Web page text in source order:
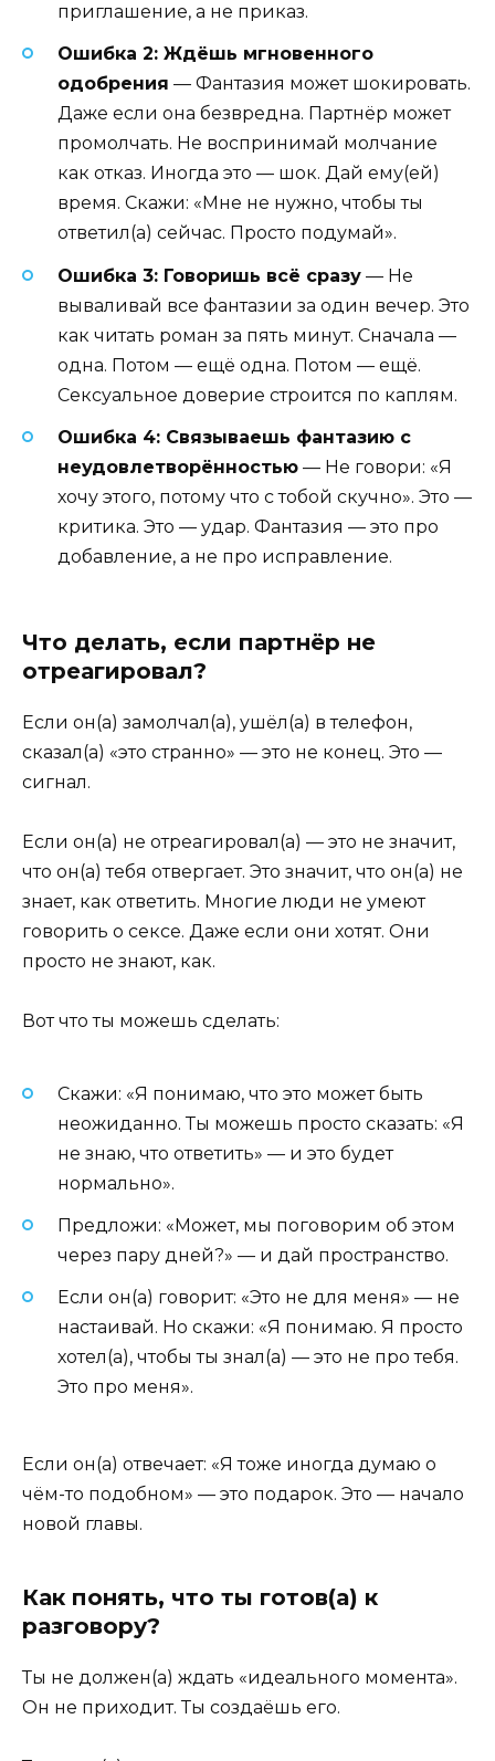
приглашение, а не приказ.
Ошибка 2: Ждёшь мгновенного
одобрения — Фантазия может шокировать.
Даже если она безвредна. Партнёр может
промолчать. Не воспринимай молчание
как отказ. Иногда это — шок. Дай ему(ей)
время. Скажи: «Мне не нужно, чтобы ты
ответил(а) сейчас. Просто подумай».
Ошибка 3: Говоришь всё сразу — Не
вываливай все фантазии за один вечер. Это
как читать роман за пять минут. Сначала —
одна. Потом — ещё одна. Потом — ещё.
Сексуальное доверие строится по каплям.
Ошибка 4: Связываешь фантазию с
неудовлетворённостью — Не говори: «Я
хочу этого, потому что с тобой скучно». Это —
критика. Это — удар. Фантазия — это про
добавление, а не про исправление.
Что делать, если партнёр не
отреагировал?
Если он(а) замолчал(а), ушёл(а) в телефон,
сказал(а) «это странно» — это не конец. Это —
сигнал.
Если он(а) не отреагировал(а) — это не значит,
что он(а) тебя отвергает. Это значит, что он(а) не
знает, как ответить. Многие люди не умеют
говорить о сексе. Даже если они хотят. Они
просто не знают, как.
Вот что ты можешь сделать:
Скажи: «Я понимаю, что это может быть
неожиданно. Ты можешь просто сказать: «Я
не знаю, что ответить» — и это будет
нормально».
Предложи: «Может, мы поговорим об этом
через пару дней?» — и дай пространство.
Если он(а) говорит: «Это не для меня» — не
настаивай. Но скажи: «Я понимаю. Я просто
хотел(а), чтобы ты знал(а) — это не про тебя.
Это про меня».
Если он(а) отвечает: «Я тоже иногда думаю о
чём-то подобном» — это подарок. Это — начало
новой главы.
Как понять, что ты готов(а) к
разговору?
Ты не должен(а) ждать «идеального момента».
Он не приходит. Ты создаёшь его.